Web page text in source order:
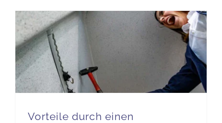
Vorteile durch einen